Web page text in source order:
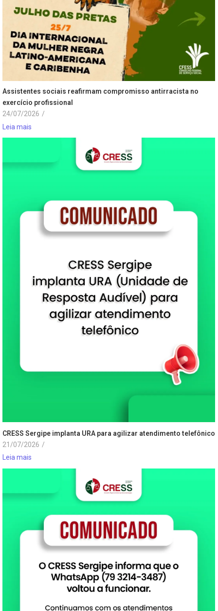
Assistentes sociais reafirmam compromisso antirracista no
exercício profissional
24/07/2026 /
Leia mais
CRESS Sergipe implanta URA para agilizar atendimento telefônico
21/07/2026 /
Leia mais